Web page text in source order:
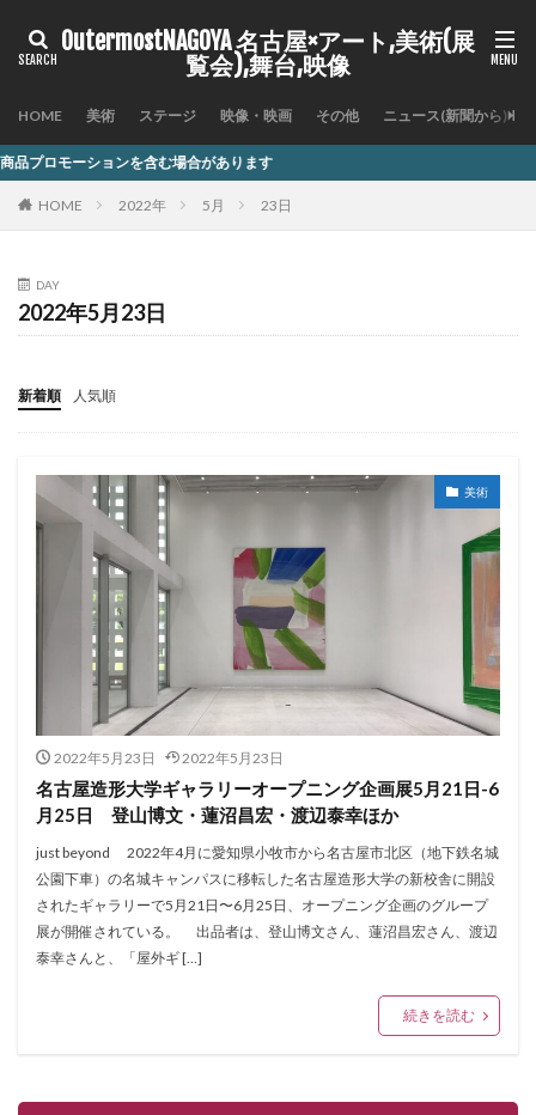
OutermostNAGOYA 名古屋×アート,美術(展
覧会),舞台,映像
HOME 美術 ステージ 映像・映画 その他 ニュース(新聞から)
含む場合があります
HOME 2022年 5月 23日
DAY
2022年5月23日
新着順 人気順
美術
2022年5月23日 2022年5月23日
名古屋造形大学ギャラリーオープニング企画展5月21日-6
月25日 登山博文・蓮沼昌宏・渡辺泰幸ほか
just beyond 2022年4月に愛知県小牧市から名古屋市北区（地下鉄名城
公園下車）の名城キャンパスに移転した名古屋造形大学の新校舎に開設
されたギャラリーで5月21日〜6月25日、オープニング企画のグループ
展が開催されている。 出品者は、登山博文さん、蓮沼昌宏さん、渡辺
泰幸さんと、「屋外ギ […]
続きを読む